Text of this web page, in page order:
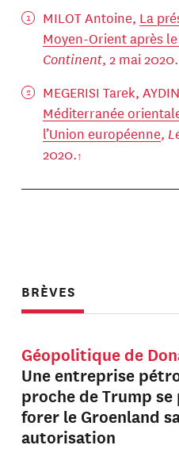
MILOT Antoine, La
Moyen-Orient après
Continent, 2 mai 2020.
MEGERISI Tarek,
Méditerranée
l’Union européenne,
2020.
BRÈVES
Géopolitique de
Une entreprise
proche de Trump
forer le Groenland
autorisation